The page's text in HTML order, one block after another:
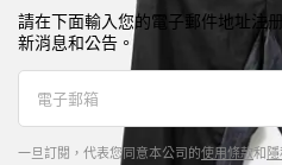
請在下面輸入您的電子郵件地址注
新消息和公告。
一旦訂閱，代表您同意本公司的使用條款和